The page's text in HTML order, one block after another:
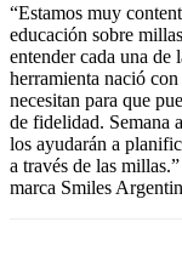
“Estamos muy
educación sobre
entender cada una de
herramienta nació
necesitan para que
de fidelidad. Semana
los ayudarán a
a través de las
marca Smiles